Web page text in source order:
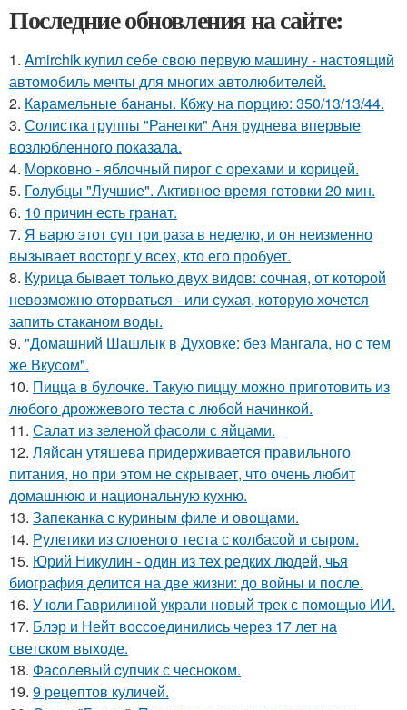
Последние обновления на сайте:
1. Amirchik купил себе свою первую машину - настоящий
автомобиль мечты для многих автолюбителей.
2. Карамельные бананы. Кбжу на порцию: 350/13/13/44.
3. Солистка группы "Ранетки" Аня руднева впервые
возлюбленного показала.
4. Морковно - яблочный пирог с орехами и корицей.
5. Голубцы "Лучшие". Активное время готовки 20 мин.
6. 10 причин есть гранат.
7. Я варю этот суп три раза в неделю, и он неизменно
вызывает восторг у всех, кто его пробует.
8. Курица бывает только двух видов: сочная, от которой
невозможно оторваться - или сухая, которую хочется
запить стаканом воды.
9. "Домашний Шашлык в Духовке: без Мангала, но с тем
же Вкусом".
10. Пицца в булочке. Такую пиццу можно приготовить из
любого дрожжевого теста с любой начинкой.
11. Салат из зеленой фасоли с яйцами.
12. Ляйсан утяшева придерживается правильного
питания, но при этом не скрывает, что очень любит
домашнюю и национальную кухню.
13. Запеканка с куриным филе и овощами.
14. Рулетики из слоеного теста с колбасой и сыром.
15. Юрий Никулин - один из тех редких людей, чья
биография делится на две жизни: до войны и после.
16. У юли Гаврилиной украли новый трек с помощью ИИ.
17. Блэр и Нейт воссоединились через 17 лет на
светском выходе.
18. Фасолeвый cупчик с чеснoкoм.
19. 9 рецептов куличей.